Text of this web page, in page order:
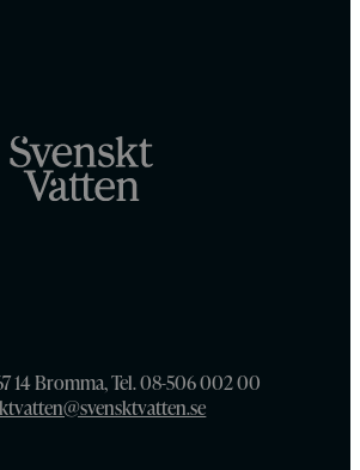
14 Bromma, Tel. 08-506 002 00